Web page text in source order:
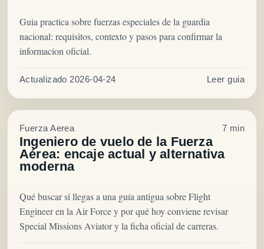
Guia practica sobre fuerzas especiales de la guardia
nacional: requisitos, contexto y pasos para confirmar la
informacion oficial.
Actualizado 2026-04-24 Leer guia
Fuerza Aerea 7 min
Ingeniero de vuelo de la Fuerza
Aérea: encaje actual y alternativa
moderna
Qué buscar si llegas a una guía antigua sobre Flight
Engineer en la Air Force y por qué hoy conviene revisar
Special Missions Aviator y la ficha oficial de carreras.